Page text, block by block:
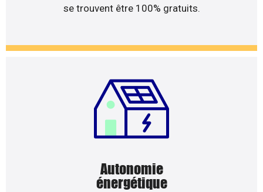
se trouvent être 100% gratuits.
Autonomie
énergétique